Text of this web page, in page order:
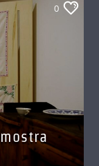
0